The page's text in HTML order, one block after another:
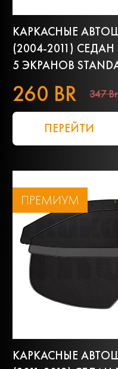
КАРКАСНЫЕ
(2004-2011)
5 ЭКРАНОВ
260 BR 347 Br
ПЕРЕЙТИ
ПРЕМИУМ
КАРКАСНЫЕ